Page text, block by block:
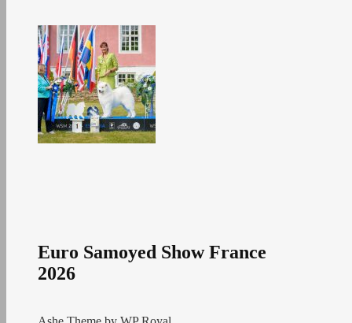
Euro Samoyed Show France
2026